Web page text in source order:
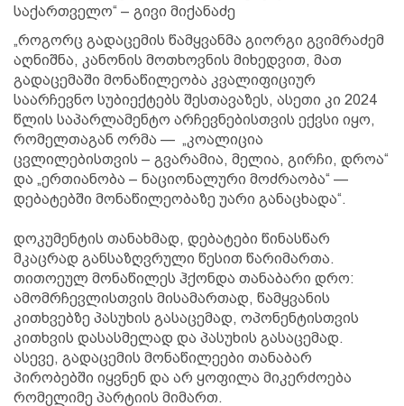
საქართველო“ – გივი მიქანაძე
„როგორც გადაცემის წამყვანმა გიორგი გვიმრაძემ
აღნიშნა, კანონის მოთხოვნის მიხედვით, მათ
გადაცემაში მონაწილეობა კვალიფიციურ
საარჩევნო სუბიექტებს შესთავაზეს, ასეთი კი 2024
წლის საპარლამენტო არჩევნებისთვის ექვსი იყო,
რომელთაგან ორმა — „კოალიცია
ცვლილებისთვის – გვარამია, მელია, გირჩი, დროა“
და „ერთიანობა – ნაციონალური მოძრაობა“ —
დებატებში მონაწილეობაზე უარი განაცხადა“.
დოკუმენტის თანახმად, დებატები წინასწარ
მკაცრად განსაზღვრული წესით წარიმართა.
თითოეულ მონაწილეს ჰქონდა თანაბარი დრო:
ამომრჩევლისთვის მისამართად, წამყვანის
კითხვებზე პასუხის გასაცემად, ოპონენტისთვის
კითხვის დასასმელად და პასუხის გასაცემად.
ასევე, გადაცემის მონაწილეები თანაბარ
პირობებში იყვნენ და არ ყოფილა მიკერძოება
რომელიმე პარტიის მიმართ.